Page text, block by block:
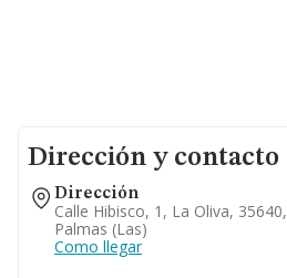
Dirección y contacto
Dirección
Calle Hibisco, 1, La Oliva, 35640,
Palmas (las)
Como llegar